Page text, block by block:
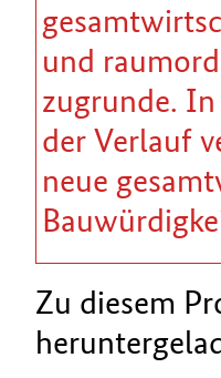
und
zugrunde.
der Verlauf
neue
Zu diesem